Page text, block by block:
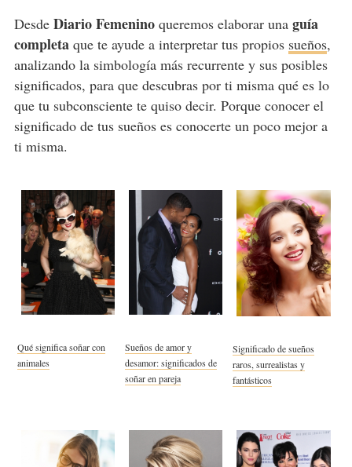
Desde Diario Femeninoqueremos elaborar una guía
completaque te ayude a interpretar tus propios sueños,
analizando la simbología más recurrente y sus posibles
significados, para que descubras por ti misma qué es lo
que tu subconsciente te quiso decir. Porque conocer el
significado de tus sueños es conocerte un poco mejor a
ti misma.
Qué significa soñar con
animales
Sueños de amor y
desamor: significados de
soñar en pareja
Significado de sueños
raros, surrealistas y
fantásticos